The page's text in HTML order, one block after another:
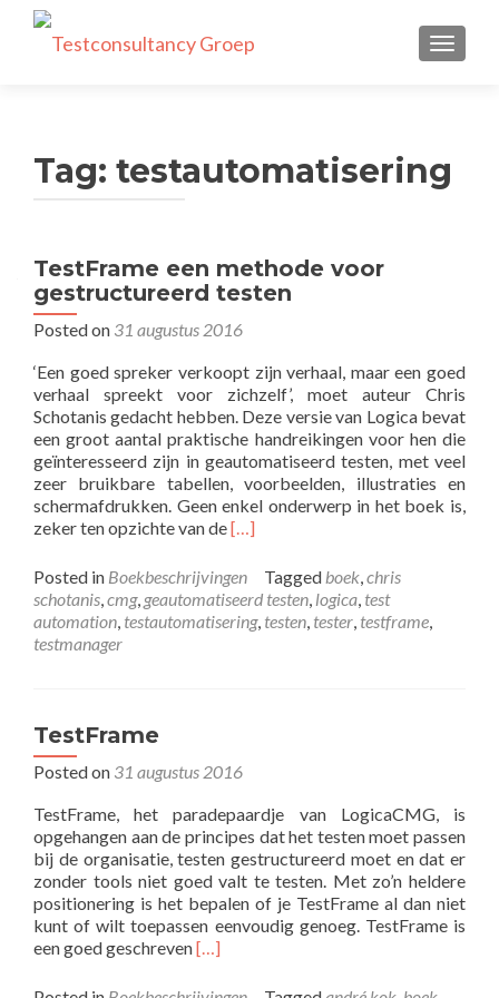
Tag: testautomatisering
TestFrame een methode voor
gestructureerd testen
Posted on 31 augustus 2016
‘Een goed spreker verkoopt zijn verhaal, maar een goed
verhaal spreekt voor zichzelf’, moet auteur Chris
Schotanis gedacht hebben. Deze versie van Logica bevat
een groot aantal praktische handreikingen voor hen die
geïnteresseerd zijn in geautomatiseerd testen, met veel
zeer bruikbare tabellen, voorbeelden, illustraties en
schermafdrukken. Geen enkel onderwerp in het boek is,
zeker ten opzichte van deRead
about
TestFrame
een
methode
[…]
Posted in Boekbeschrijvingen Tagged boek,chris
schotanis,cmg, geautomatiseerd testen, logica, test
automation, testautomatisering, testen, tester, testframe,
testmanager
TestFrame
Posted on 31 augustus 2016
TestFrame, het paradepaardje van LogicaCMG, is
opgehangen aan de principes dat het testen moet passen
bij de organisatie, testen gestructureerd moet en dat er
zonder tools niet goed valt te testen. Met zo’n heldere
positionering is het bepalen of je TestFrame al dan niet
kunt of wilt toepassen eenvoudig genoeg. TestFrame is
een goed geschrevenRead
about
[…]